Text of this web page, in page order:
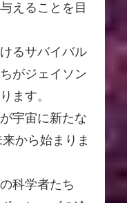
えることを目
るサバイバル
がジェイソン
ます。
宇宙に新たな
から始まりま
科学者たち